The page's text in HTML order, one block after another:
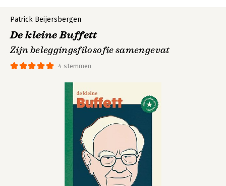
4 stemmen
Patrick Beijersbergen
De kleine Buffett
Zijn beleggingsfilosofie samengevat